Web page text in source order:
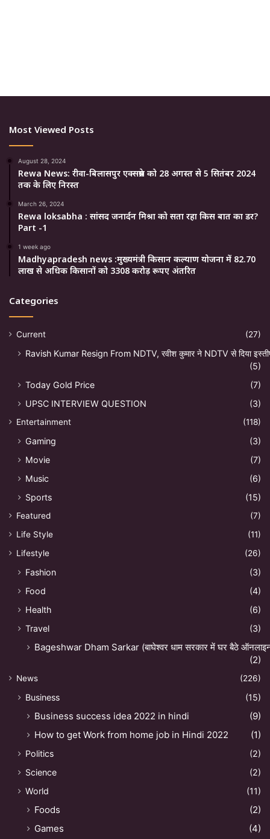
Most Viewed Posts
August 28, 2024
Rewa News: रीवा-बिलासपुर एक्सप्रेस को 28 अगस्त से 5 सितंबर 2024
तक के लिए निरस्त
March 26, 2024
Rewa loksabha : सांसद जनार्दन मिश्रा को सता रहा किस बात का डर?
Part -1
1 week ago
Madhyapradesh news :मुख्यमंत्री किसान कल्याण योजना में 82.70
लाख से अधिक किसानों को 3308 करोड़ रूपए अंतरित
Categories
Current (27)
Ravish Kumar Resign From NDTV, रवीश कुमार ने NDTV से दिया
(5)
Today Gold Price
(7)
UPSC INTERVIEW QUESTION
(3)
Entertainment (118)
Gaming
(3)
Movie
(7)
Music
(6)
Sports
(15)
Featured
(7)
Life Style
(11)
Lifestyle
(26)
Fashion
(3)
Food
(4)
Health
(6)
Travel
(3)
Bageshwar Dham Sarkar (बाघेश्वर धाम सरकार में घर बैठे
(2)
News (226)
Business (15)
Business success idea 2022 in hindi
(9)
How to get Work from home job in Hindi 2022
(1)
Politics
(2)
Science
(2)
World
(11)
Foods
(2)
Games
(4)